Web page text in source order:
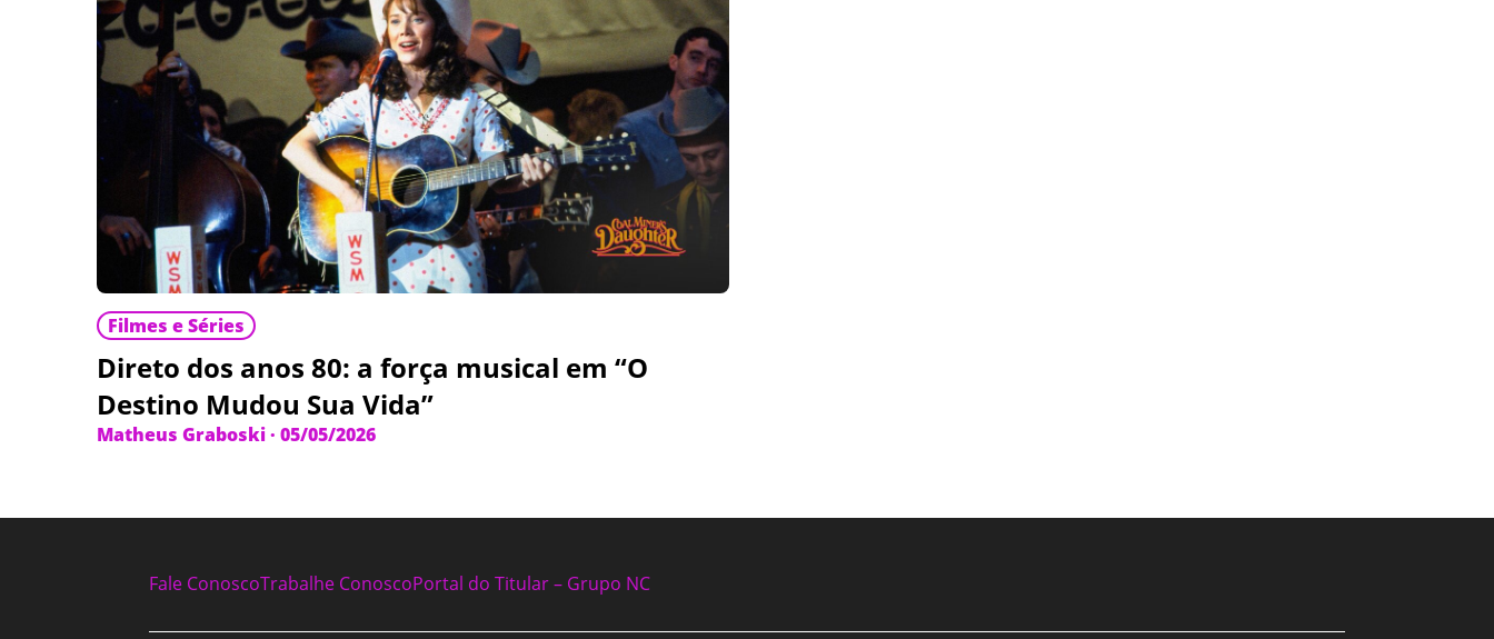
Filmes e Séries
Direto dos anos 80: a força musical em “O
Destino Mudou Sua Vida”
Matheus Graboski· 05/05/2026
Fale ConoscoTrabalhe ConoscoPortal do Titular – Grupo NC